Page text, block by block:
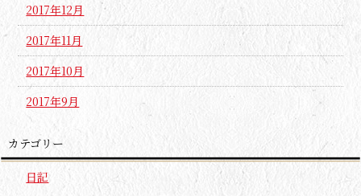
2017年12月
2017年11月
2017年10月
2017年9月
カテゴリー
日記